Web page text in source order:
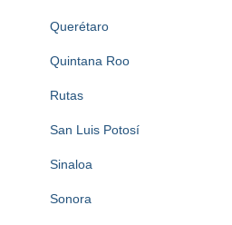
Querétaro
Quintana Roo
Rutas
San Luis Potosí
Sinaloa
Sonora